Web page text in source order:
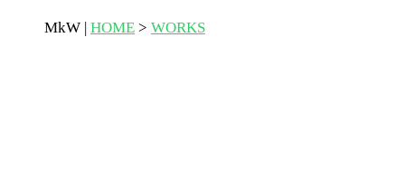
MkW | HOME > WORKS